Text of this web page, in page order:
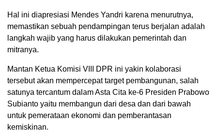
Hal ini diapresiasi Mendes Yandri karena menurutnya,
memastikan sebuah pendampingan terus berjalan adalah
langkah wajib yang harus dilakukan pemerintah dan
mitranya.
Mantan Ketua Komisi VIII DPR ini yakin kolaborasi
tersebut akan mempercepat target pembangunan, salah
satunya tercantum dalam Asta Cita ke-6 Presiden Prabowo
Subianto yaitu membangun dari desa dan dari bawah
untuk pemerataan ekonomi dan pemberantasan
kemiskinan.